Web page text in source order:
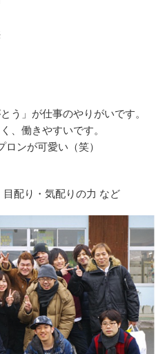
う」が仕事のやりがいです。
、働きやすいです。
ロンが可愛い（笑）
目配り・気配りの力 など